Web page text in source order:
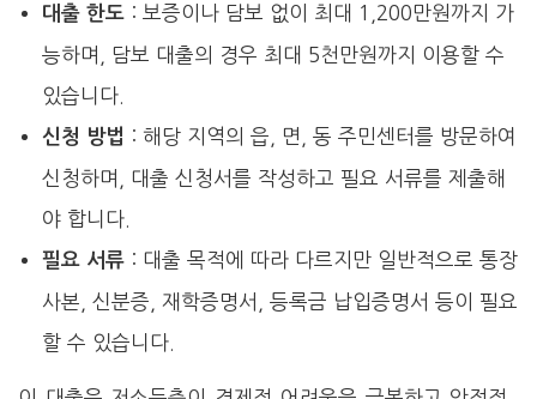
대출 한도 : 보증이나 담보 없이 최대 1,200만원까지 가
능하며, 담보 대출의 경우 최대 5천만원까지 이용할 수
있습니다.
신청 방법 : 해당 지역의 읍, 면, 동 주민센터를 방문하여
신청하며, 대출 신청서를 작성하고 필요 서류를 제출해
야 합니다.
필요 서류 : 대출 목적에 따라 다르지만 일반적으로 통장
사본, 신분증, 재학증명서, 등록금 납입증명서 등이 필요
할 수 있습니다.